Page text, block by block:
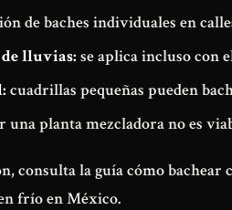
de baches individuales en
lluvias: se aplica incluso con
cuadrillas pequeñas pueden
una planta mezcladora no es
consulta la guíacómo bachear
frío en México.